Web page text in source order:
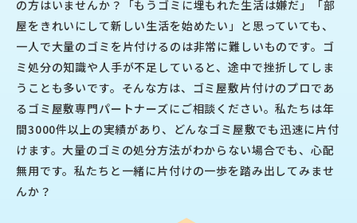
の方はいませんか？「もうゴミに埋もれた生活は嫌だ」「部
屋をきれいにして新しい生活を始めたい」と思っていても、
一人で大量のゴミを片付けるのは非常に難しいものです。ゴ
ミ処分の知識や人手が不足していると、途中で挫折してしま
うことも多いです。そんな方は、ゴミ屋敷片付けのプロであ
るゴミ屋敷専門パートナーズにご相談ください。私たちは年
間3000件以上の実績があり、どんなゴミ屋敷でも迅速に片付
けます。大量のゴミの処分方法がわからない場合でも、心配
無用です。私たちと一緒に片付けの一歩を踏み出してみませ
んか？